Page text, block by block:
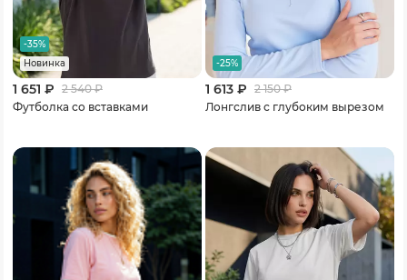
-35%
Новинка
1 651 ₽ 2 540₽
Футболка со вставками
-25%
1 613 ₽ 2 150₽
Лонгслив с глубоким вырезом